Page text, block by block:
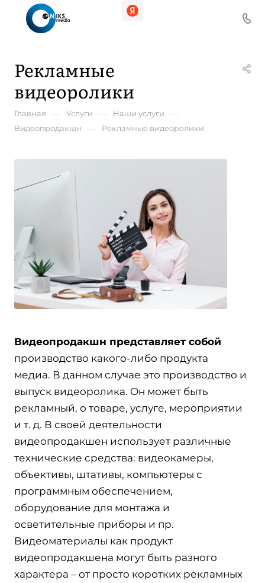
Рекламные
видеоролики
Главная Услуги Наши услуги
Видеопродакшн Рекламные видеоролики
Видеопродакшн представляет собой
производство какого-либо продукта
медиа. В данном случае это производство и
выпуск видеоролика. Он может быть
рекламный, о товаре, услуге, мероприятии
и т. д. В своей деятельности
видеопродакшен использует различные
технические средства: видеокамеры,
объективы, штативы, компьютеры с
программным обеспечением,
оборудование для монтажа и
осветительные приборы и пр.
Видеоматериалы как продукт
видеопродакшена могут быть разного
характера – от просто коротких рекламных